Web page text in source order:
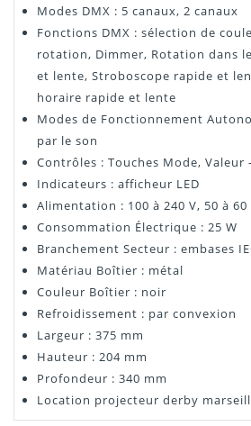
Modes DMX : 5 canaux, 2 canaux
Fonctions DMX : sélection de
rotation, Dimmer, Rotation dans
et lente, Stroboscope rapide et
horaire rapide et lente
Modes de Fonctionnement
par le son
Contrôles : Touches Mode, Valeur
Indicateurs : afficheur LED
Alimentation : 100 à 240 V, 50 à 60
Consommation Électrique : 25 W
Branchement Secteur : embases
Matériau Boîtier : métal
Couleur Boîtier : noir
Refroidissement : par convexion
Largeur : 375 mm
Hauteur : 204 mm
Profondeur : 340 mm
Location projecteur derby